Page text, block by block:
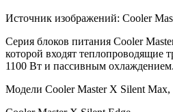
Источник изображений: Cooler
Серия блоков питания Cooler
которой входят теплопроводящие
1100 Вт и пассивным охлаждением.
Модели Cooler Master X Silent